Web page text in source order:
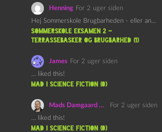
Henning For 2 uger siden
Hej Sommerskole Brugbarheden - eller anvendeligheden - af "Øl&Ævl" er…
Sommerskole Eksamen 2 –
Terrassebasker og Brugbarhed (1)
James For 2 uger siden
… liked this!
mad i science fiction (0)
Mads Damgaard Mortensen (Å)
For 2 uger siden
… liked this!
mad i science fiction (0)